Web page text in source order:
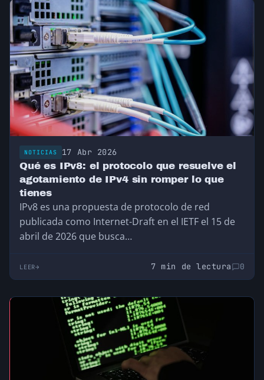
NOTICIAS 17 Abr 2026
Qué es IPv8: el protocolo que resuelve el
agotamiento de IPv4 sin romper lo que
tienes
IPv8 es una propuesta de protocolo de red
publicada como Internet-Draft en el IETF el 15 de
abril de 2026 que busca…
LEER 7 min de lectura 0